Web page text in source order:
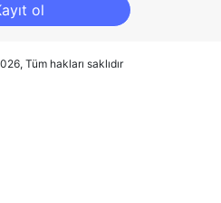
ol
Tüm hakları saklıdır